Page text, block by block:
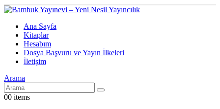
Ana Sayfa
Kitaplar
Hesabım
Dosya Başvuru ve Yayın İlkeleri
İletişim
Arama
00 items